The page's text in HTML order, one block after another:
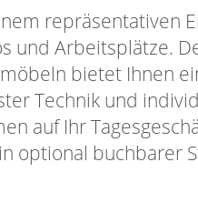
repräsentativen
und Arbeitsplätze.
bietet Ihnen
Technik und
auf Ihr
optional buchbarer